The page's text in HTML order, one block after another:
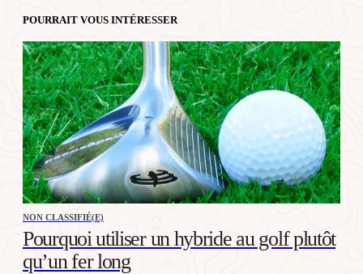
POURRAIT VOUS INTÉRESSER
NON CLASSIFIÉ(E)
Pourquoi utiliser un hybride au golf plutôt
qu’un fer long